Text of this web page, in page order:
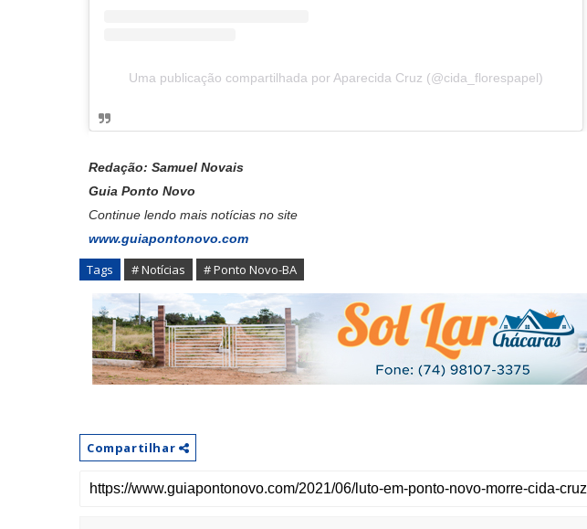
Uma publicação compartilhada por Aparecida Cruz (@cida_florespapel)
Redação: Samuel Novais
Guia Ponto Novo
Continue lendo mais notícias no site
www.guiapontonovo.com
Tags # Notícias # Ponto Novo-BA
Compartilhar